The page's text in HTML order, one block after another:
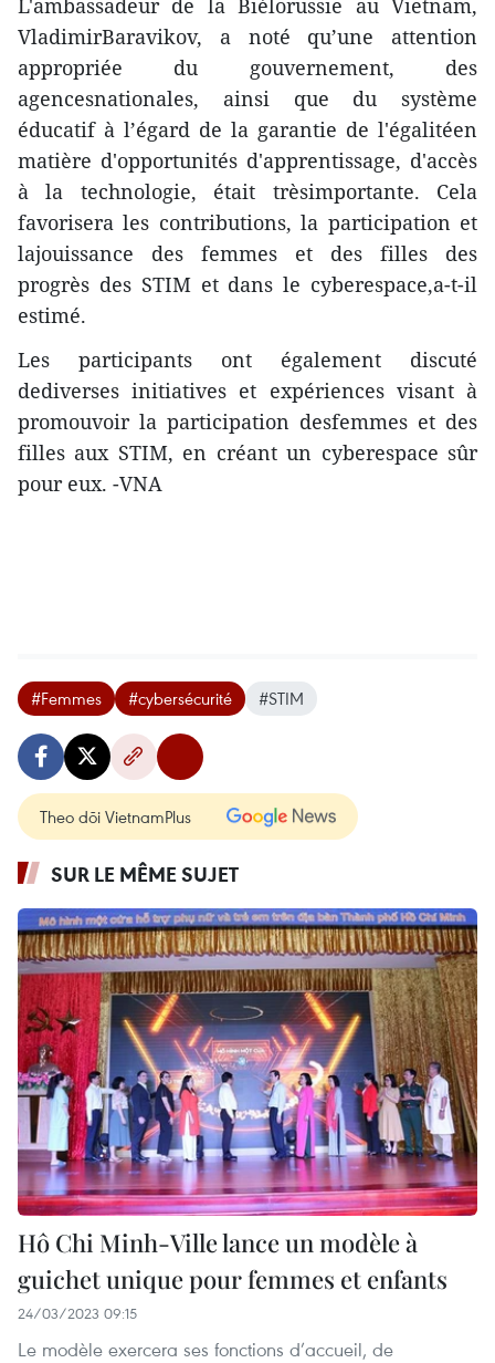
L'ambassadeur de la Biélorussie au Vietnam,
VladimirBaravikov, a noté qu’une attention
appropriée du gouvernement, des
agencesnationales, ainsi que du système
éducatif à l’égard de la garantie de l'égalitéen
matière d'opportunités d'apprentissage, d'accès
à la technologie, était trèsimportante. Cela
favorisera les contributions, la participation et
lajouissance des femmes et des filles des
progrès des STIM et dans le cyberespace,a-t-il
estimé.
Les participants ont également discuté
dediverses initiatives et expériences visant à
promouvoir la participation desfemmes et des
filles aux STIM, en créant un cyberespace sûr
pour eux. -VNA
#Femmes #cybersécurité #STIM
Theo dõi VietnamPlus
SUR LE MÊME SUJET
Hô Chi Minh-Ville lance un modèle à
guichet unique pour femmes et enfants
24/03/2023 09:15
Le modèle exercera ses fonctions d’accueil, de